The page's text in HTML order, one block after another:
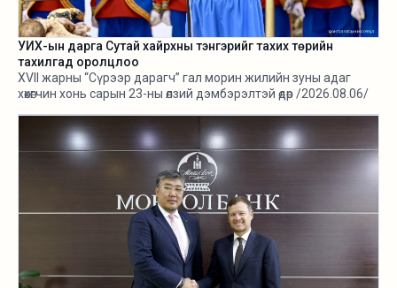
УИХ-ын дарга Сутай хайрхны тэнгэрийг тахих төрийн
тахилгад оролцлоо
XVII жарны “Сүрээр дарагч” гал морин жилийн зуны адаг
хөхөгчин хонь сарын 23-ны өлзий дэмбэрэлтэй өдөр /2026.08.06/